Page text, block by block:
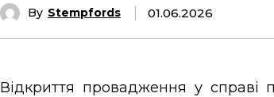
By Stempfords 01.06.2026
Відкриття провадження у справі